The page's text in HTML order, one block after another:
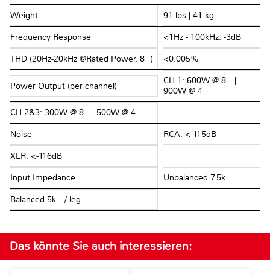
Weight 91 lbs | 41 kg
Frequency Response <1Hz - 100kHz: -3dB
THD (20Hz-20kHz @Rated Power, 8Ω) <0.005%
Power Output (per channel)
CH 1: 600W @ 8Ω |
900W @ 4Ω
CH 2&3: 300W @ 8Ω | 500W @ 4Ω
Noise RCA: <-115dB
XLR: <-116dB
Input Impedance Unbalanced 7.5kΩ
Balanced 5kΩ / leg
Das könnte Sie auch interessieren: